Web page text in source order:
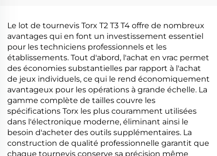
Le lot de tournevis Torx T2 T3 T4 offre de nombreux
avantages qui en font un investissement essentiel
pour les techniciens professionnels et les
établissements. Tout d'abord, l'achat en vrac permet
des économies substantielles par rapport à l'achat
de jeux individuels, ce qui le rend économiquement
avantageux pour les opérations à grande échelle. La
gamme complète de tailles couvre les
spécifications Torx les plus couramment utilisées
dans l'électronique moderne, éliminant ainsi le
besoin d'acheter des outils supplémentaires. La
construction de qualité professionnelle garantit que
chaque tournevis conserve sa précision même